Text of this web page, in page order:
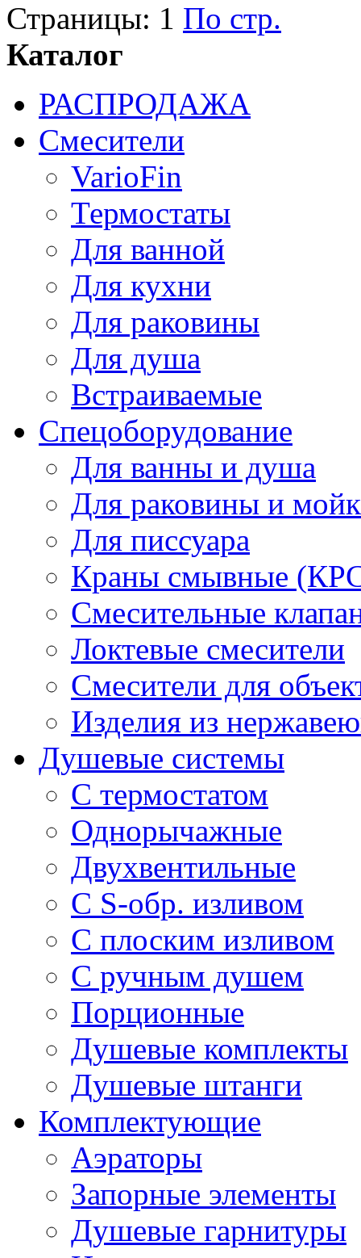
Страницы: 1 По стр.
Каталог
РАСПРОДАЖА
Смесители
VarioFin
Термостаты
Для ванной
Для кухни
Для раковины
Для душа
Встраиваемые
Спецоборудование
Для ванны и душа
Для раковины и
Для писсуара
Краны смывные
Смесительные
Локтевые смесители
Смесители для
Изделия из
Душевые системы
С термостатом
Однорычажные
Двухвентильные
С S-обр. изливом
С плоским изливом
С ручным душем
Порционные
Душевые комплекты
Душевые штанги
Комплектующие
Аэраторы
Запорные элементы
Душевые гарнитуры